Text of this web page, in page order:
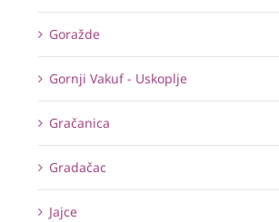
Goražde
Gornji Vakuf - Uskoplje
Gračanica
Gradačac
Jajce